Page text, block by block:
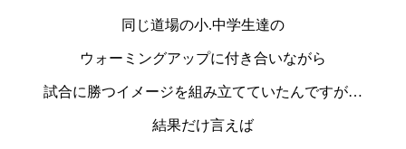
同じ道場の小.中学生達の
ウォーミングアップに付き合いながら
試合に勝つイメージを組み立てていたんですが…
結果だけ言えば